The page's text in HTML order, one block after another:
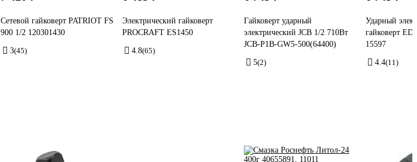
Сетевой гайковерт PATRIOT FS
900 1/2 120301430
3(45)
Электрический гайковерт
PROCRAFT ES1450
4.8(65)
Гайковерт ударный
электрический JCB 1/2 710Вт
JCB-P1B-GW5-500(64400)
5(2)
Ударный
гайковерт
15597
4.4(11)